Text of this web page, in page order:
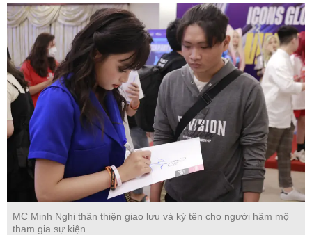
MC Minh Nghi thân thiện giao lưu và ký tên cho người hâm mộ
tham gia sự kiện.